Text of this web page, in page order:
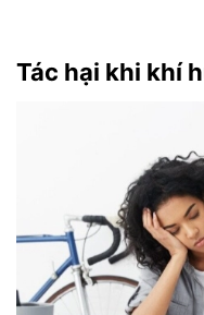
Tác hại khi khí